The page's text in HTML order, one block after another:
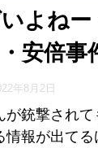
よねー
安倍事
年8月2日
が銃撃され
情報が出て